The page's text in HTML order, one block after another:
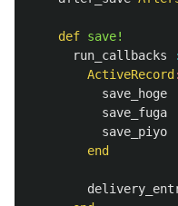
def save!
run_callbacks
ActiveRecord
save_hoge
save_fuga
save_piyo
end